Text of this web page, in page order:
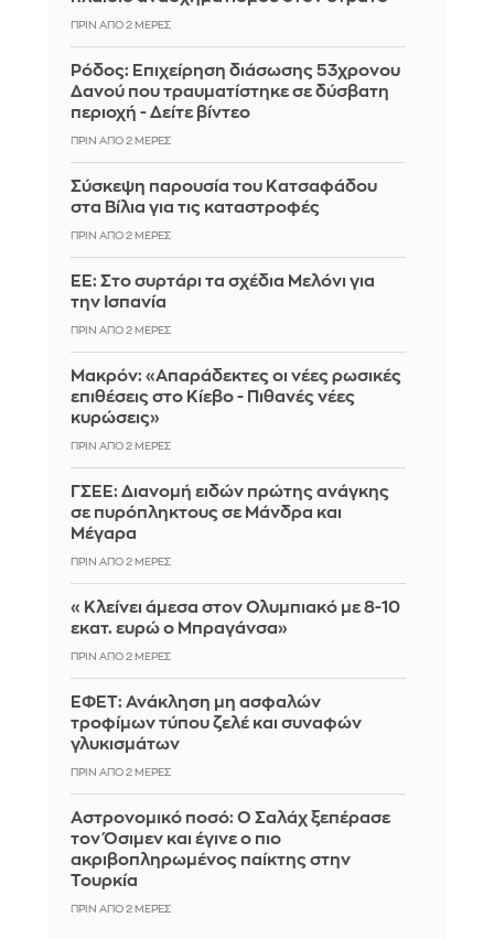
ΠΡΙΝ ΑΠΌ 2 ΜΈΡΕΣ
Ρόδος: Επιχείρηση διάσωσης 53χρονου
Δανού που τραυματίστηκε σε δύσβατη
περιοχή - Δείτε βίντεο
ΠΡΙΝ ΑΠΌ 2 ΜΈΡΕΣ
Σύσκεψη παρουσία του Κατσαφάδου
στα Βίλια για τις καταστροφές
ΠΡΙΝ ΑΠΌ 2 ΜΈΡΕΣ
ΕΕ: Στο συρτάρι τα σχέδια Μελόνι για
την Ισπανία
ΠΡΙΝ ΑΠΌ 2 ΜΈΡΕΣ
Μακρόν: «Απαράδεκτες οι νέες ρωσικές
επιθέσεις στο Κίεβο - Πιθανές νέες
κυρώσεις»
ΠΡΙΝ ΑΠΌ 2 ΜΈΡΕΣ
ΓΣΕΕ: Διανομή ειδών πρώτης ανάγκης
σε πυρόπληκτους σε Μάνδρα και
Μέγαρα
ΠΡΙΝ ΑΠΌ 2 ΜΈΡΕΣ
«Κλείνει άμεσα στον Ολυμπιακό με 8-10
εκατ. ευρώ ο Μπραγάνσα»
ΠΡΙΝ ΑΠΌ 2 ΜΈΡΕΣ
ΕΦΕΤ: Ανάκληση μη ασφαλών
τροφίμων τύπου ζελέ και συναφών
γλυκισμάτων
ΠΡΙΝ ΑΠΌ 2 ΜΈΡΕΣ
Αστρονομικό ποσό: Ο Σαλάχ ξεπέρασε
τον Όσιμεν και έγινε ο πιο
ακριβοπληρωμένος παίκτης στην
Τουρκία
ΠΡΙΝ ΑΠΌ 2 ΜΈΡΕΣ